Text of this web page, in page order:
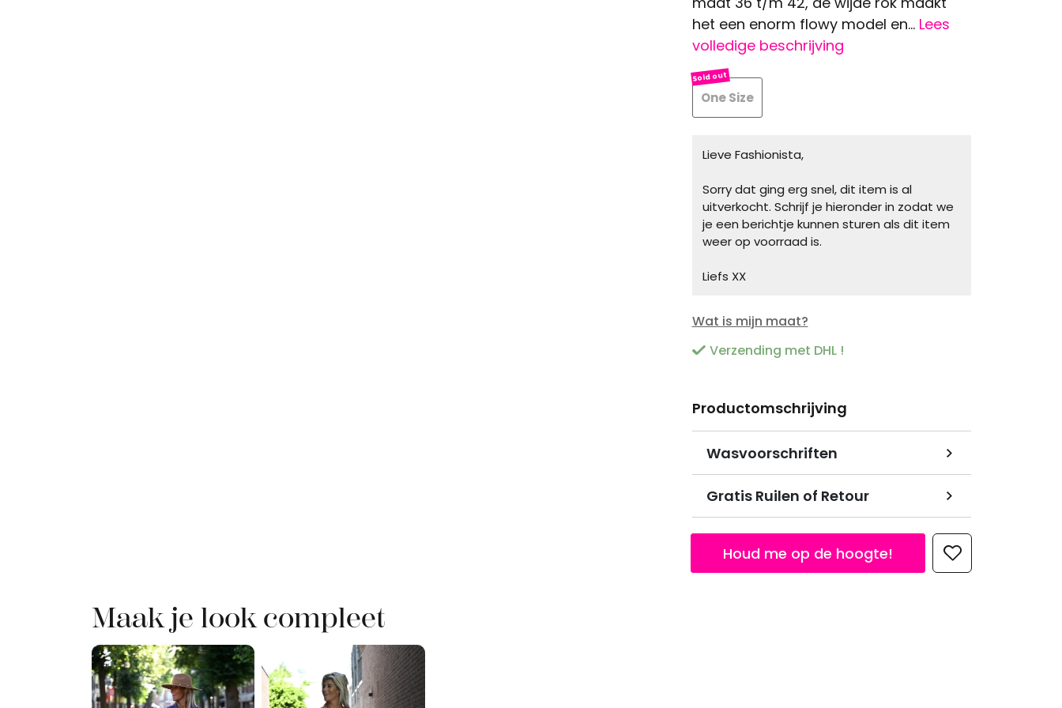
het een enorm flowy model en... Lees
volledige beschrijving
One Size
Lieve Fashionista,
Sorry dat ging erg snel, dit item is al
uitverkocht. Schrijf je hieronder in zodat we
je een berichtje kunnen sturen als dit item
weer op voorraad is.
Liefs XX
Wat is mijn maat?
Verzending met DHL !
Productomschrijving
Wasvoorschriften
Gratis Ruilen of Retour
Houd me op de hoogte!
Maak je look compleet